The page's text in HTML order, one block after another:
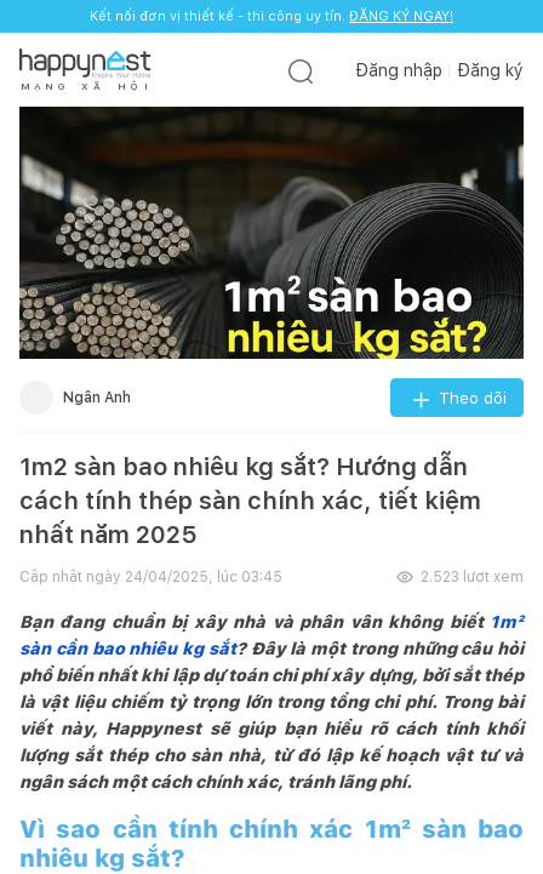
Kết nối đơn vị thiết kế - thi công uy tín. ĐĂNG KÝ NGAY!
M Ạ N G X Ã H Ộ I
Đăng nhập Đăng ký
Ngân Anh Theo dõi
1m2 sàn bao nhiêu kg sắt? Hướng dẫn
cách tính thép sàn chính xác, tiết kiệm
nhất năm 2025
Cập nhật ngày 24/04/2025, lúc 03:45 2.523 lượt xem
Bạn đang chuẩn bị xây nhà và phân vân không biết 1m²
sàn cần bao nhiêu kg sắt? Đây là một trong những câu hỏi
phổ biến nhất khi lập dự toán chi phí xây dựng, bởi sắt thép
là vật liệu chiếm tỷ trọng lớn trong tổng chi phí. Trong bài
viết này, Happynest sẽ giúp bạn hiểu rõ cách tính khối
lượng sắt thép cho sàn nhà, từ đó lập kế hoạch vật tư và
ngân sách một cách chính xác, tránh lãng phí.
Vì sao cần tính chính xác 1m² sàn bao
nhiêu kg sắt?